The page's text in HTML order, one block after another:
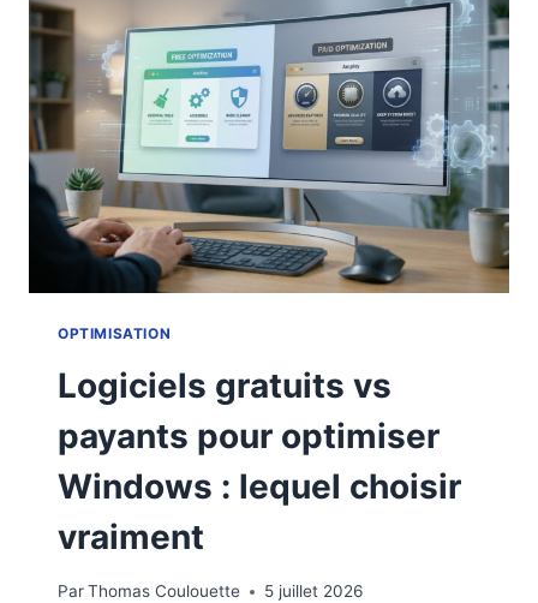
BOOSTER
PERFORMANCES
DE
SON
PC
EN
2026
OPTIMISATION
Logiciels gratuits vs
payants pour optimiser
Windows : lequel choisir
vraiment
ParThomas Coulouette 5 juillet 2026